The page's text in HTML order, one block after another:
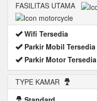
FASILITAS UTAMA
Wifi Tersedia
Parkir Mobil Tersedia
Parkir Motor Tersedia
TYPE KAMAR